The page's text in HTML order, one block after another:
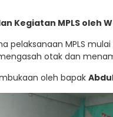
Kegiatan MPLS oleh
pelaksanaan MPLS
otak dan
oleh bapak